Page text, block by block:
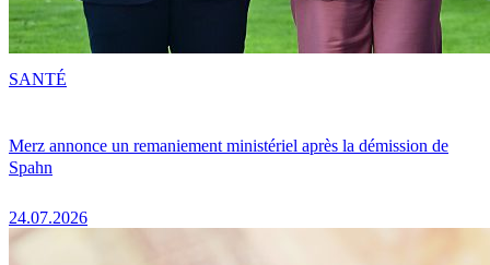
Merz annonce un remaniement ministériel après la démission de
Spahn
24.07.2026
SANTÉ